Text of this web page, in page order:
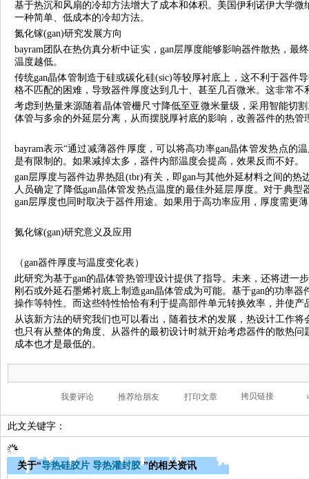
基于热沉和风扇的冷却方法增大了成本和体积。美国伊利诺伊大学微
一种简单、低成本的冷却方法。
氮化镓(gan)研究发展方向
bayram团队在热仿真分析中证实，gan层厚度能够影响器件散热，最
温度越低。
传统gan晶体管制造于硅或碳化硅(sic)等较厚衬底上，这不利于器件
格不匹配的困难，导致器件厚度达到几十、甚至几百微米。这非常不
考虑到热量来源随着晶体管栅尺寸降低至亚微米量级，采用智能切
体管与多余的外延层分离，从而摆脱厚衬底的影响，改善器件的热管
bayram表示“通过减薄器件厚度，可以将高功率gan晶体管发热点的
是有限制的。如果减掉太多，器件内部温度会提高，效果反而不好。
gan层厚度与器件边界热阻(tbr)有关，即gan与其他外延材料之间的热
人员确定了降低gan晶体管发热点温度的最佳外延层厚度。对于典型
gan层厚度也同时取决于器件用途。如果用于高功率应用，厚度需更
氮化镓(gan)研究意义及应用
（gan器件厚度与温度变化表）
此研究为基于gan的晶体管热管理设计提供了指导。未来，还将进一
刚石或外延石墨烯衬底上制造gan晶体管成为可能。基于gan的功率
操作等特性。而这些特性恰恰有利于提高部件单元转换效率，并使产
从该新方法的研究我们也可以看出，随着技术的发展，热设计工作
也只有从整体的角度、从器件的最初设计时就开始考虑器件的散热
成本也才是最低的。
此文关键字：
关于“导热硅胶片 导热灌封胶 ”的相关资讯